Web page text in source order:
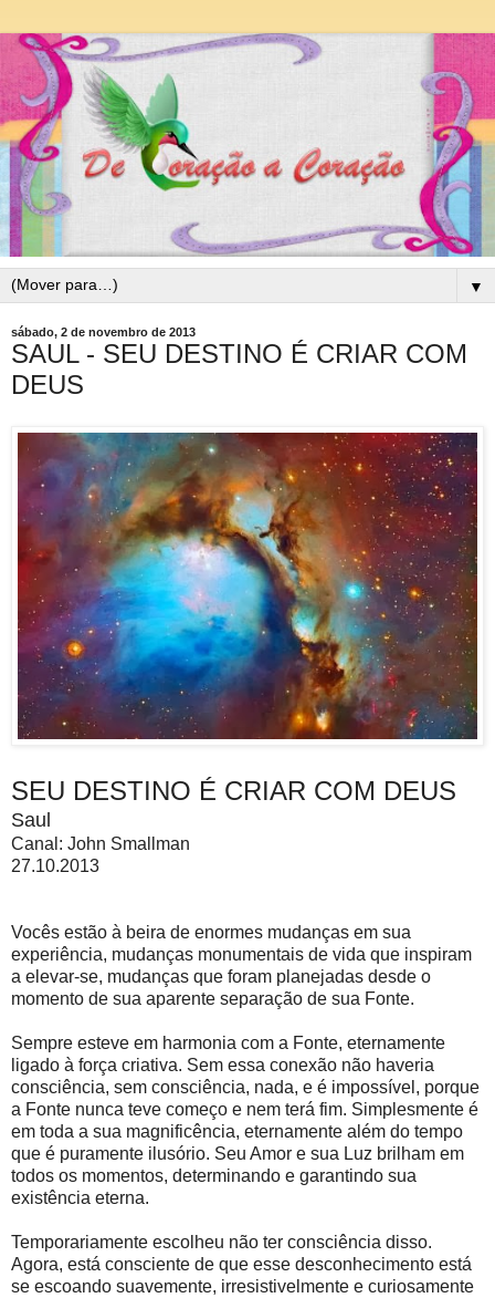
▼
sábado, 2 de novembro de 2013
SAUL - SEU DESTINO É CRIAR COM
DEUS
SEU DESTINO É CRIAR COM DEUS
Saul
Canal: John Smallman
27.10.2013
Vocês estão à beira de enormes mudanças em sua
experiência, mudanças monumentais de vida que inspiram
a elevar-se, mudanças que foram planejadas desde o
momento de sua aparente separação de sua Fonte.
Sempre esteve em harmonia com a Fonte, eternamente
ligado à força criativa. Sem essa conexão não haveria
consciência, sem consciência, nada, e é impossível, porque
a Fonte nunca teve começo e nem terá fim. Simplesmente é
em toda a sua magnificência, eternamente além do tempo
que é puramente ilusório. Seu Amor e sua Luz brilham em
todos os momentos, determinando e garantindo sua
existência eterna.
Temporariamente escolheu não ter consciência disso.
Agora, está consciente de que esse desconhecimento está
se escoando suavemente, irresistivelmente e curiosamente